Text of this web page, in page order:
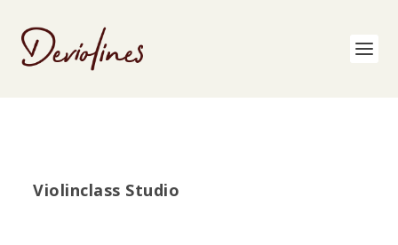
Violinclass Studio